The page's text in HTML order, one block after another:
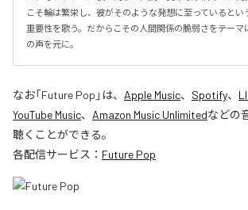
こそ輪は繁栄し、彼がそのような発想に至っているとい
重要性を歌う。だからこその人間関係の脆弱さをテーマ
の声を元に。
なお「Future Pop 」は、 Apple Music、 Spotify、
YouTube Music、 Amazon Music Unlimitedなどの
聴くことができる。
各配信サービス： Future Pop